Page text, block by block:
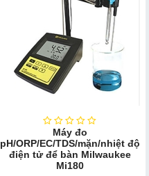
Máy đo
pH/ORP/EC/TDS/mặn/nhiệt độ
điện tử để bàn Milwaukee
Mi180